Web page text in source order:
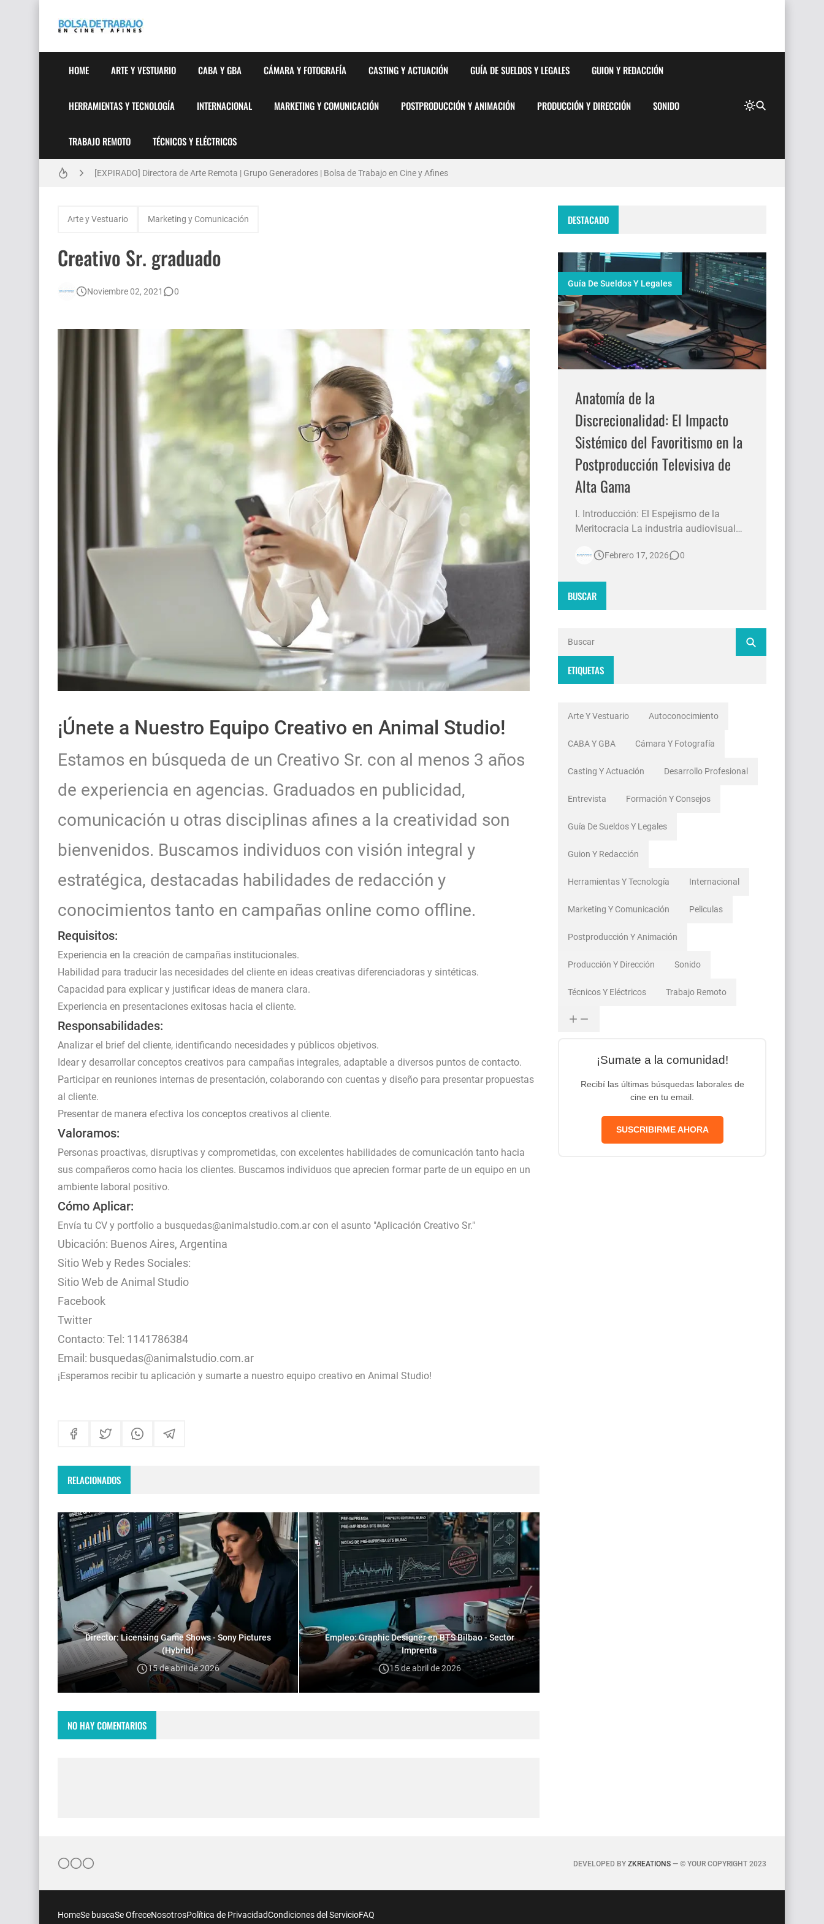
HOME ARTE Y VESTUARIO CABA Y GBA CÁMARA Y FOTOGRAFÍA CASTING Y ACTUACIÓN GUÍA DE SUELDOS Y LEGALES GUION Y REDACCIÓN
HERRAMIENTAS Y TECNOLOGÍA INTERNACIONAL MARKETING Y COMUNICACIÓN POSTPRODUCCIÓN Y ANIMACIÓN PRODUCCIÓN Y DIRECCIÓN SONIDO
TRABAJO REMOTO TÉCNICOS Y ELÉCTRICOS
Técnicas de Organización del Día Laboral
[EXPIRADO] Directora de Arte Remota | Grupo Generadores | Bolsa de Trabajo en Cine y Afines
[🇪🇸] Fotógrafos Freelance en Madrid, Sevilla y Barcelona | PrensaSport
🌎 Video Editor Ads - Naked & Thriving (Remoto)
[EXPIRADO] Casting Actrices Rasgos Orientales (Buenos Aires)
EXPIRADO: Creative Director en BLOODY (Madrid, España) - Referencia Salarial
Guía definitiva para buscar trabajo de Cine en Argentina (2026) | Sueldos y Sindicatos
Arte y Vestuario Marketing y Comunicación
Creativo Sr. graduado
Noviembre 02, 2021 0
¡Únete a Nuestro Equipo Creativo en Animal Studio!
Estamos en búsqueda de un Creativo Sr. con al menos 3 años
de experiencia en agencias. Graduados en publicidad,
comunicación u otras disciplinas afines a la creatividad son
bienvenidos. Buscamos individuos con visión integral y
estratégica, destacadas habilidades de redacción y
conocimientos tanto en campañas online como offline.
Requisitos:
Experiencia en la creación de campañas institucionales.
Habilidad para traducir las necesidades del cliente en ideas creativas diferenciadoras y sintéticas.
Capacidad para explicar y justificar ideas de manera clara.
Experiencia en presentaciones exitosas hacia el cliente.
Responsabilidades:
Analizar el brief del cliente, identificando necesidades y públicos objetivos.
Idear y desarrollar conceptos creativos para campañas integrales, adaptable a diversos puntos de contacto.
Participar en reuniones internas de presentación, colaborando con cuentas y diseño para presentar propuestas
al cliente.
Presentar de manera efectiva los conceptos creativos al cliente.
Valoramos:
Personas proactivas, disruptivas y comprometidas, con excelentes habilidades de comunicación tanto hacia
sus compañeros como hacia los clientes. Buscamos individuos que aprecien formar parte de un equipo en un
ambiente laboral positivo.
Cómo Aplicar:
Envía tu CV y portfolio a busquedas@animalstudio.com.ar con el asunto "Aplicación Creativo Sr."
Ubicación: Buenos Aires, Argentina
Sitio Web y Redes Sociales:
Sitio Web de Animal Studio
Facebook
Twitter
Contacto: Tel: 1141786384
Email: busquedas@animalstudio.com.ar
¡Esperamos recibir tu aplicación y sumarte a nuestro equipo creativo en Animal Studio!
RELACIONADOS
Director: Licensing Game Shows - Sony Pictures
(Hybrid)
15 de abril de 2026
Empleo: Graphic Designer en BTS Bilbao - Sector
Imprenta
15 de abril de 2026
NO HAY COMENTARIOS
DESTACADO
Guía De Sueldos Y Legales
Anatomía de la
Discrecionalidad: El Impacto
Sistémico del Favoritismo en la
Postproducción Televisiva de
Alta Gama
I. Introducción: El Espejismo de la
Meritocracia La industria audiovisual
contradicciones estructurales. Mientras
tecnología 4K, escenografías de
Febrero 17, 2026 0
BUSCAR
ETIQUETAS
Arte Y Vestuario Autoconocimiento
CABA Y GBA Cámara Y Fotografía
Casting Y Actuación Desarrollo Profesional
Entrevista Formación Y Consejos
Guía De Sueldos Y Legales
Guion Y Redacción
Herramientas Y Tecnología Internacional
Marketing Y Comunicación Peliculas
Postproducción Y Animación
Producción Y Dirección Sonido
Técnicos Y Eléctricos Trabajo Remoto
¡Sumate a la comunidad!
Recibí las últimas búsquedas laborales de
cine en tu email.
SUSCRIBIRME AHORA
DEVELOPED BY ZKREATIONS — © YOUR COPYRIGHT 2023
HomeSe buscaSe OfreceNosotrosPolítica de PrivacidadCondiciones del ServicioFAQ